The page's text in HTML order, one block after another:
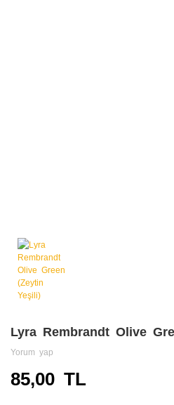
Lyra Rembrandt Olive
Yorum yap
85,00 TL